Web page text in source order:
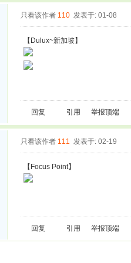
只看该作者 110 发表于: 01-08
【Dulux~新加坡】
回复 引用 举报顶端
只看该作者 111 发表于: 02-19
【Focus Point】
回复 引用 举报顶端